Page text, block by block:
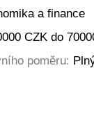
a finance
CZK do
poměru: